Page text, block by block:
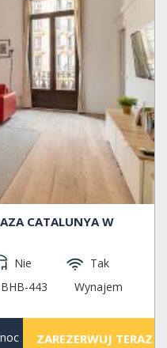
CATALUNYA W
Nie
Tak
443
Wynajem
ZAREZERWUJ TERAZ